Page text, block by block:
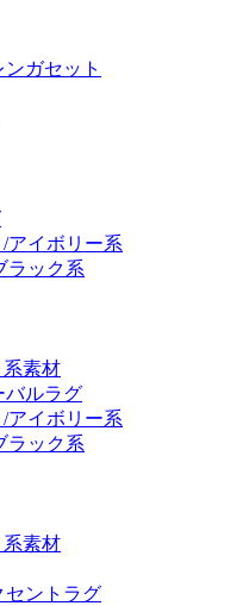
ガセット
アイボリー系
ラック系
素材
ルラグ
アイボリー系
ラック系
素材
ントラグ